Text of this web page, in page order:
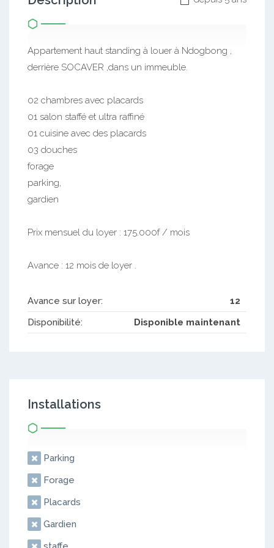
Appartement haut standing à louer à Ndogbong ,
derrière SOCAVER ,dans un immeuble.
02 chambres avec placards
01 salon staffé et ultra raffiné
01 cuisine avec des placards
03 douches
forage
parking,
gardien
Prix mensuel du loyer : 175.000f / mois
Avance : 12 mois de loyer .
Avance sur loyer:
12
Disponibilité:
Disponible maintenant
Installations
Parking
Forage
Placards
Gardien